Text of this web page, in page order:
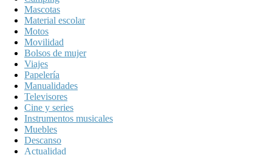
Mascotas
Material escolar
Motos
Movilidad
Bolsos de mujer
Viajes
Papelería
Manualidades
Televisores
Cine y series
Instrumentos musicales
Muebles
Descanso
Actualidad